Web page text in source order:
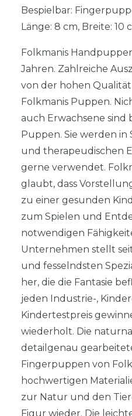
Bespielbar:
Länge: 8 cm, Breite: 10
Folkmanis
Jahren. Zahlreiche
von der hohen
Folkmanis Puppen.
auch Erwachsene sind
Puppen. Sie werden
und therapeudischen
gerne verwendet.
glaubt, dass
zu einer gesunden
zum Spielen und
notwendigen
Unternehmen stellt
und fesselndsten
her, die die Fantasie
jeden Industrie-,
Kindertestpreis
wiederholt. Die
detailgenau
Fingerpuppen von
hochwertigen
zur Natur und den
Figur wieder. Die